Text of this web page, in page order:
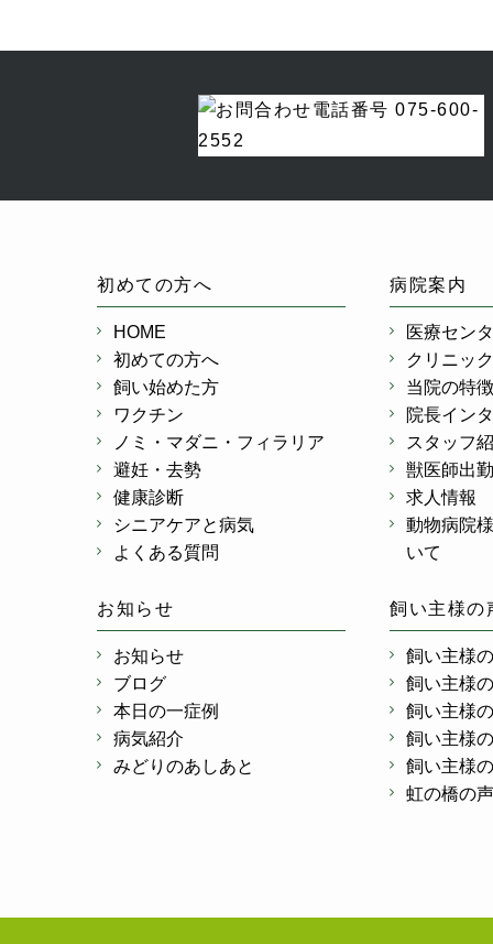
初めての方へ
HOME
初めての方へ
飼い始めた方
ワクチン
ノミ・マダニ・フィラリア
避妊・去勢
健康診断
シニアケアと病気
よくある質問
病院案内
医療セン
クリニッ
当院の特徴
院長イン
スタッフ
獣医師出
求人情報
動物病院
いて
お知らせ
お知らせ
ブログ
本日の一症例
病気紹介
みどりのあしあと
飼い主様の
飼い主様
飼い主様
飼い主様
飼い主様
飼い主様
虹の橋の声